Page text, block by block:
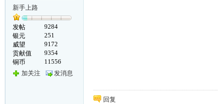
新手上路
发帖
9284
银元
251
威望
9172
贡献值
9354
铜币
11556
加关注
发消息
回复